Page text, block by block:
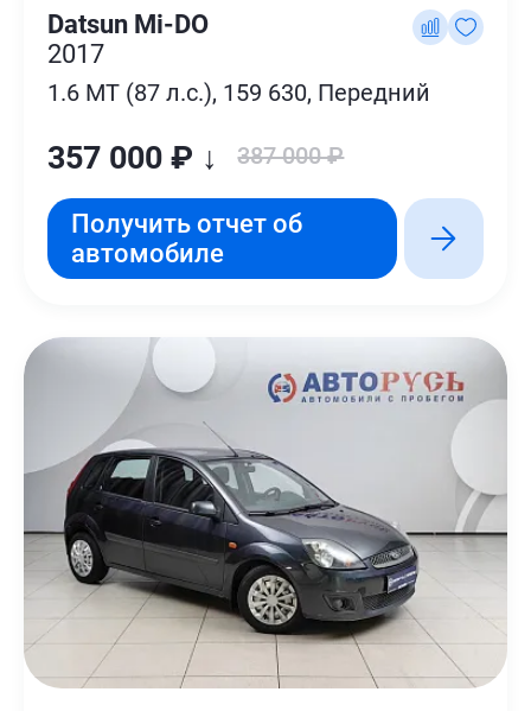
Datsun Mi-DO
2017
1.6 MT (87 л.с.), 159 630, Передний
357 000 ₽ ↓ 387 000 ₽
Получить отчет об
автомобиле